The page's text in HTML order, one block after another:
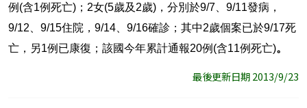
例 (含1例死亡) ； 2女(5歲及 2歲) ，分別於9/7 9/11發病，
9/12 9/15住院， 9/14 9/16確診；其中2歲個案已於9/17死
亡，另1例已康復；該國今年累計通報20例 (含11例死亡)。
最後更新日期 2013/9/23